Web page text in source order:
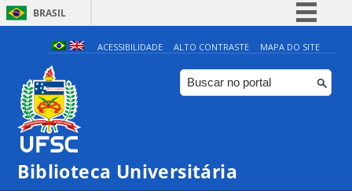
BRASIL
Simplifique!
Comunica BR
Participe
Canais
ACESSIBILIDADE ALTO CONTRASTE MAPA DO SITE
Biblioteca Universitária